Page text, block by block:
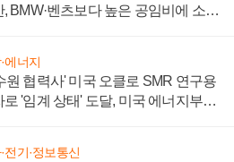
, BMW·벤츠보다 높은 공임비에 소비
에너지
원 협력사' 미국 오클로 SMR 연구용
로 '임계 상태' 도달, 미국 에너지부
전기·정보통신